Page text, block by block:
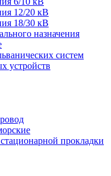
12/20 кВ
18/30 кВ
назначения
систем
устройств
прокладки